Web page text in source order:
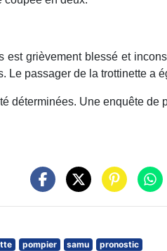
est grièvement blessé et
passager de la trottinette a
déterminées. Une enquête de
pompier samu pronostic